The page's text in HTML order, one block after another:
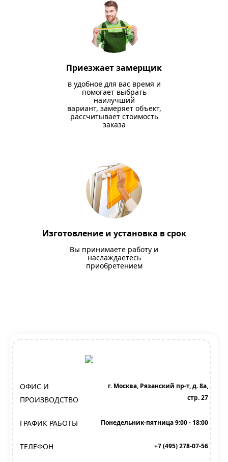
Приезжает замерщик
в удобное для вас время и
помогает выбрать
наилучший
вариант, замеряет объект,
рассчитывает стоимость
заказа
Изготовление и установка в срок
Вы принимаете работу и
наслаждаетесь
приобретением
ОФИС И
ПРОИЗВОДСТВО
г. Москва, Рязанский пр-т, д. 8а,
стр. 27
ГРАФИК РАБОТЫ Понедельник-пятница 9:00 - 18:00
ТЕЛЕФОН +7 (495) 278-07-56